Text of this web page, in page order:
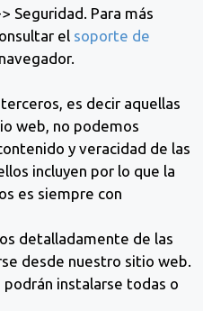
Seguridad. Para más
el soporte de
es decir aquellas
web, no podemos
y veracidad de las
incluyen por lo que la
es siempre con
detalladamente de las
desde nuestro sitio web.
podrán instalarse todas o